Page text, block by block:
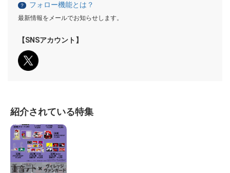
？ フォロー機能とは？
最新情報をメールでお知らせします。
【SNSアカウント】
紹介されている特集